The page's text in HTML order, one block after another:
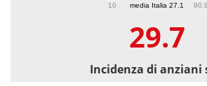
media Italia 27.1
10 90.9
29.7
Incidenza di anziani